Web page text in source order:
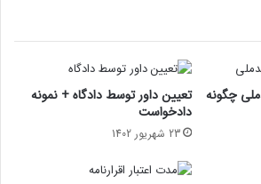
چگونه
تعیین داور توسط دادگاه + نمونه
دادخواست
23 شهریور 1402